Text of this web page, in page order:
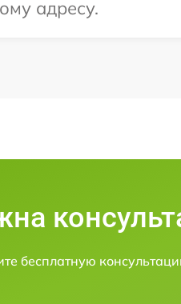
адресу.
бесплатную